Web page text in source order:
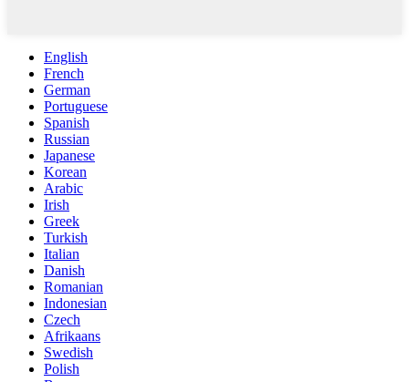
English
French
German
Portuguese
Spanish
Russian
Japanese
Korean
Arabic
Irish
Greek
Turkish
Italian
Danish
Romanian
Indonesian
Czech
Afrikaans
Swedish
Polish